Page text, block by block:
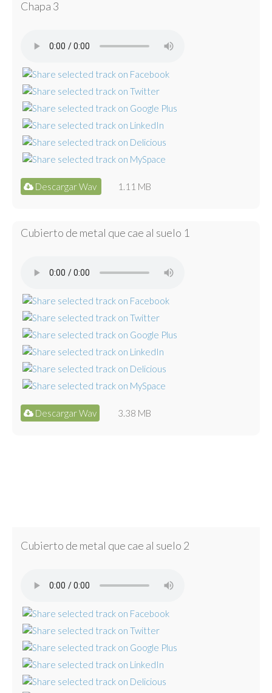
Chapa 3
Descargar Wav 1.11 MB
Cubierto de metal que cae al suelo 1
Descargar Wav 3.38 MB
Cubierto de metal que cae al suelo 2